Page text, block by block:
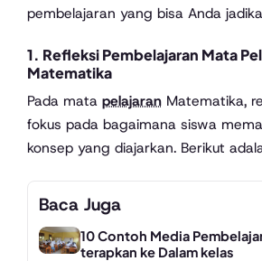
pembelajaran yang bisa Anda
1. Refleksi Pembelajaran Mata
Matematika
Pada mata pelajaran Matematika,
fokus pada bagaimana siswa
konsep yang diajarkan. Berikut
Baca Juga
10 Contoh Media
terapkan ke Dalam kelas